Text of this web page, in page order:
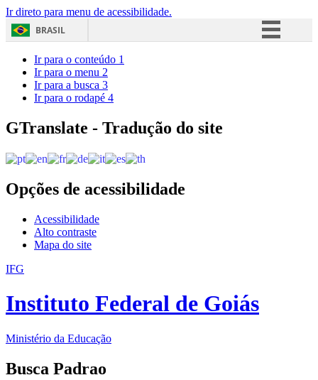
Ir direto para menu de acessibilidade.
BRASIL
Acesso à informação
Ir para o conteúdo 1
Ir para o menu 2
Ir para a busca 3
Ir para o rodapé 4
GTranslate - Tradução do site
Opções de acessibilidade
Acessibilidade
Alto contraste
Mapa do site
IFG
Instituto Federal de Goiás
Ministério da Educação
Busca Padrao